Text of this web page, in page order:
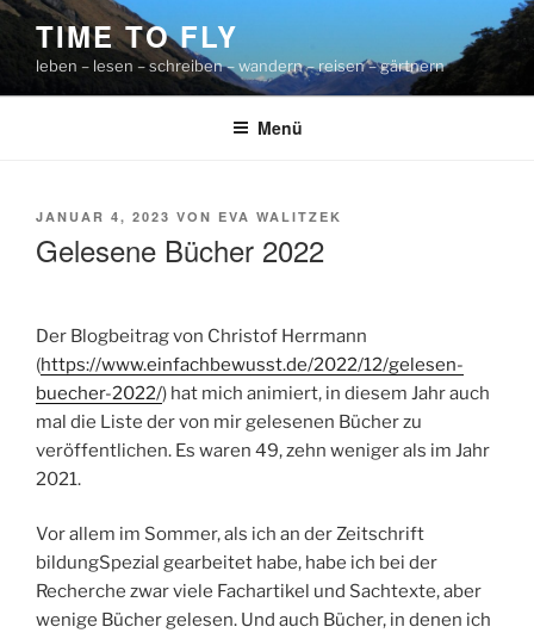
Zum
springen
TIME TO FLY
leben – lesen – schreiben – wandern – reisen – gärtnern
Menü
VERÖFFENTLICHT
JANUAR 4, 2023 VON EVA WALITZEK
Gelesene Bücher 2022
Der Blogbeitrag von Christof Herrmann
(https://www.einfachbewusst.de/2022/12/gelesen-
buecher-2022/) hat mich animiert, in diesem Jahr auch
mal die Liste der von mir gelesenen Bücher zu
veröffentlichen. Es waren 49, zehn weniger als im Jahr
2021.
Vor allem im Sommer, als ich an der Zeitschrift
bildungSpezial gearbeitet habe, habe ich bei der
Recherche zwar viele Fachartikel und Sachtexte, aber
wenige Bücher gelesen. Und auch Bücher, in denen ich